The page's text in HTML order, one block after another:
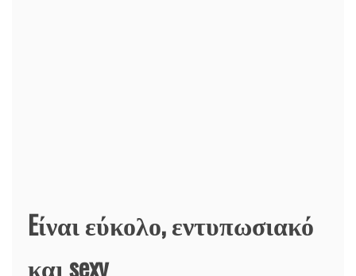
Eίναι εύκολο, εντυπωσιακό
και sexy